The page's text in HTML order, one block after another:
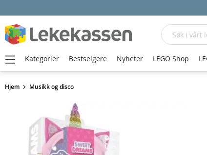
Hjem Musikk og disco
Søk
Kategorier Bestselgere Nyheter LEGO Shop